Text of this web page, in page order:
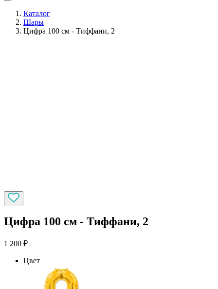
Каталог
Шары
Цифра 100 см - Тиффани, 2
Цифра 100 см - Тиффани, 2
1 200 ₽
Цвет